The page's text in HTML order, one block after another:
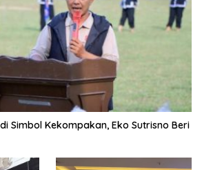
Simbol Kekompakan, Eko Sutrisno Beri